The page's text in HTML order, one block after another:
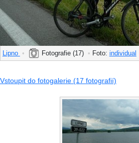
Lipno • Fotografie (17) • Foto: individual
Vstoupit do fotogalerie (17 fotografií)